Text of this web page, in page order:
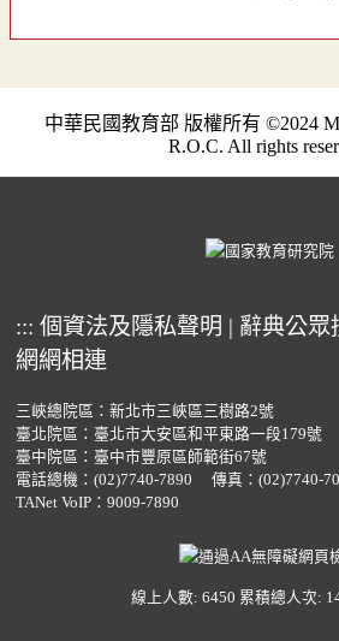
中華民國教育部 版權所有 ©2024
R.O.C. All rights
::: 個資法及隱私聲明 | 辭典公眾
網網相連
三峽總院區：新北市三峽區三樹路2號
臺北院區：臺北市大安區和平東路一段179號
臺中院區：臺中市豐原區師範街67號
電話總機： (02)7740-7890
傳真：(02)7740-
TANet VoIP：9009-7890
線上人數: 6450 累積總人次: